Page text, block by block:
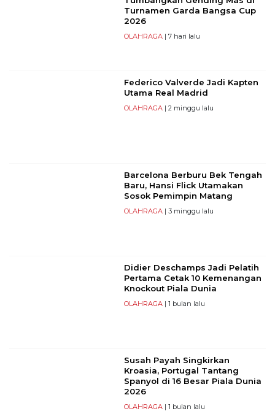
Turnamen Garda Bangsa Cup
2026
OLAHRAGA| 7 hari lalu
Federico Valverde Jadi Kapten
Utama Real Madrid
OLAHRAGA| 2 minggu lalu
Barcelona Berburu Bek Tengah
Baru, Hansi Flick Utamakan
Sosok Pemimpin Matang
OLAHRAGA| 3 minggu lalu
Didier Deschamps Jadi Pelatih
Pertama Cetak 10 Kemenangan
Knockout Piala Dunia
OLAHRAGA| 1 bulan lalu
Susah Payah Singkirkan
Kroasia, Portugal Tantang
Spanyol di 16 Besar Piala Dunia
2026
OLAHRAGA| 1 bulan lalu